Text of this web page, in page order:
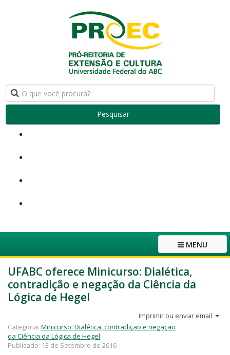
Pesquisar
MENU
UFABC oferece Minicurso: Dialética,
contradição e negação da Ciência da
Lógica de Hegel
Imprimir ou enviar email
Categoria: Minicurso: Dialética, contradição e negação
da Ciência da Lógica de Hegel
Publicado: 13 de Setembro de 2016